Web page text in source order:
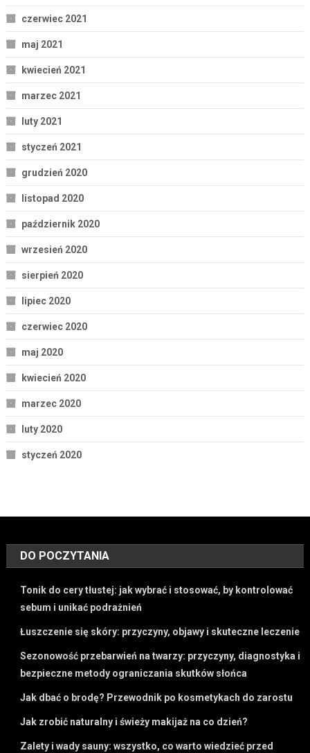
czerwiec 2021
maj 2021
kwiecień 2021
marzec 2021
luty 2021
styczeń 2021
grudzień 2020
listopad 2020
październik 2020
wrzesień 2020
sierpień 2020
lipiec 2020
czerwiec 2020
maj 2020
kwiecień 2020
marzec 2020
luty 2020
styczeń 2020
DO POCZYTANIA
Tonik do cery tłustej: jak wybrać i stosować, by kontrolować
sebum i unikać podrażnień
Łuszczenie się skóry: przyczyny, objawy i skuteczne leczenie
Sezonowość przebarwień na twarzy: przyczyny, diagnostyka i
bezpieczne metody ograniczania skutków słońca
Jak dbać o brodę? Przewodnik po kosmetykach do zarostu
Jak zrobić naturalny i świeży makijaż na co dzień?
Zalety i wady sauny: wszystko, co warto wiedzieć przed